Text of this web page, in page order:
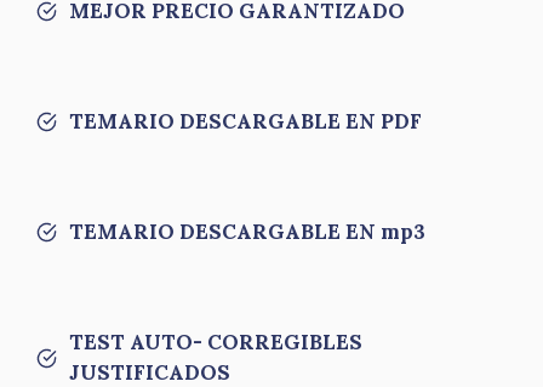
MEJOR PRECIO GARANTIZADO
TEMARIO DESCARGABLE EN PDF
TEMARIO DESCARGABLE EN mp3
TEST AUTO- CORREGIBLES
JUSTIFICADOS